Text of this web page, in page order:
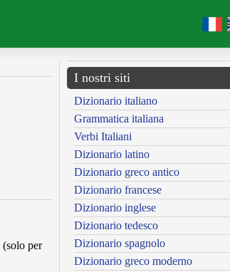
(solo per
I nostri siti
Dizionario italiano
Grammatica italiana
Verbi Italiani
Dizionario latino
Dizionario greco antico
Dizionario francese
Dizionario inglese
Dizionario tedesco
Dizionario spagnolo
Dizionario greco moderno